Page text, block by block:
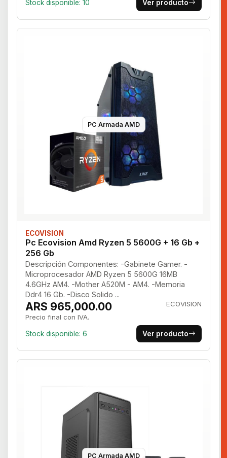
Stock disponible: 10 Ver producto
PC Armada AMD
ECOVISION
Pc Ecovision Amd Ryzen 5 5600G + 16 Gb +
256 Gb
Descripción Componentes: -Gabinete Gamer. -
Microprocesador AMD Ryzen 5 5600G 16MB
4.6GHz AM4. -Mother A520M - AM4. -Memoria
Ddr4 16 Gb. -Disco Solido ...
ARS 965,000.00
Precio final con IVA.
ECOVISION
Stock disponible: 6 Ver producto
PC Armada AMD